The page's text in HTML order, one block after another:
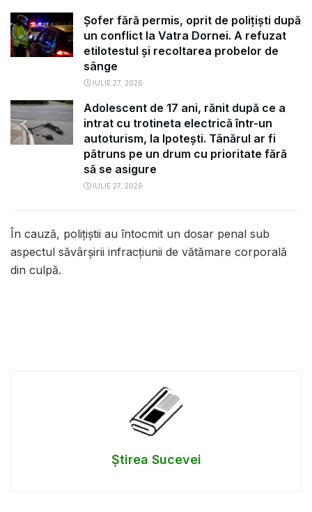
Șofer fără permis, oprit de polițiști după
un conflict la Vatra Dornei. A refuzat
etilotestul și recoltarea probelor de
sânge
IULIE 27, 2026
Adolescent de 17 ani, rănit după ce a
intrat cu trotineta electrică într-un
autoturism, la Ipotești. Tânărul ar fi
pătruns pe un drum cu prioritate fără
să se asigure
IULIE 27, 2026
În cauză, polițiștii au întocmit un dosar penal sub
aspectul săvârșirii infracțiunii de vătămare corporală
din culpă.
Știrea Sucevei